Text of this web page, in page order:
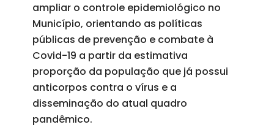
ampliar o controle epidemiológico no
Município, orientando as políticas
públicas de prevenção e combate à
Covid-19 a partir da estimativa
proporção da população que já possui
anticorpos contra o vírus e a
disseminação do atual quadro
pandêmico.